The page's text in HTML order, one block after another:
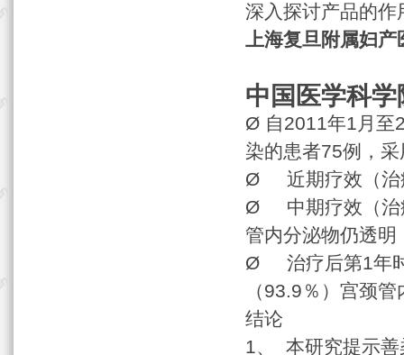
深入探讨产品的作
上海复旦附属妇
中国医学科
Ø 自2011年1月至
染的患者75例，
Ø 近期疗效（治
Ø 中期疗效（治
管内分泌物仍透
Ø 治疗后第1年时
（93.9％）宫颈
结论
1、 本研究提示善